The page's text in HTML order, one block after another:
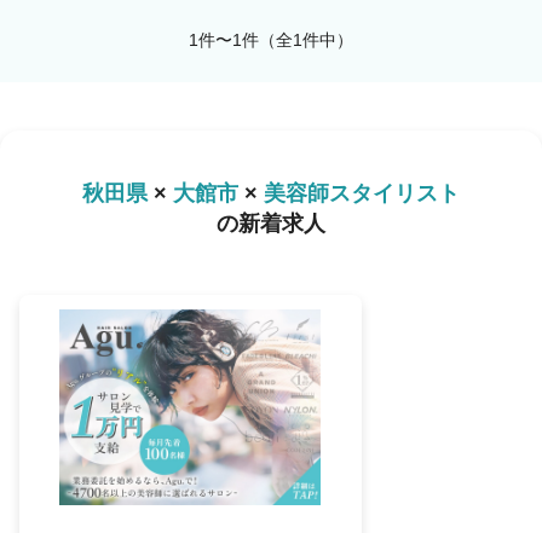
1件〜1件（全1件中）
秋田県× 大館市 × 美容師スタイリスト
の新着求人